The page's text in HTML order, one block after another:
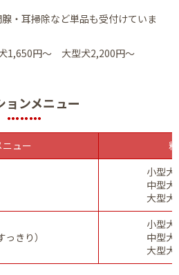
・耳掃除など単品も受付けていま
1,650円～ 大型犬2,200円～
ョンメニュー
ニュー
小型犬
中型犬
大型犬
きり）
小型犬
中型犬
大型犬